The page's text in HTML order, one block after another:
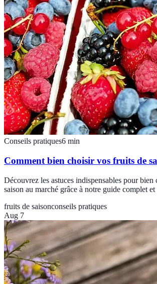
Conseils pratiques6 min
Comment bien choisir vos fruits de
Découvrez les astuces indispensables pour
saison au marché grâce à notre guide complet et
fruits de saisonconseils pratiques
Aug 7